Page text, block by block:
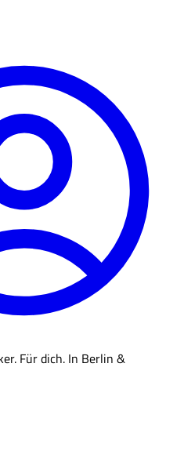
Für dich. In Berlin &